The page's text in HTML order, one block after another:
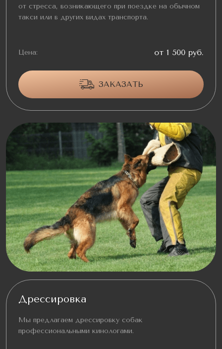
от стресса, возникающего при поездке на обычном
такси или в других видах транспорта.
Цена: от 1 500 руб.
ЗАКАЗАТЬ
Дрессировка
Мы предлагаем дрессировку собак
профессиональными кинологами.